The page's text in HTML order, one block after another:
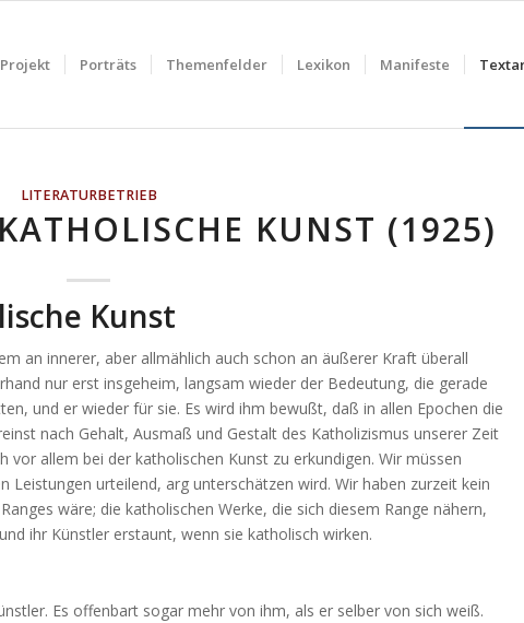
Porträts Themenfelder Lexikon Manifeste
LITERATURBETRIEB
KUNST (1925)
Kunst
an innerer, aber allmählich auch schon an äußerer Kraft überall
nur erst insgeheim, langsam wieder der Bedeutung, die gerade
und er wieder für sie. Es wird ihm bewußt, daß in allen Epochen die
nach Gehalt, Ausmaß und Gestalt des Katholizismus unserer Zeit
allem bei der katholischen Kunst zu erkundigen. Wir müssen
Leistungen urteilend, arg unterschätzen wird. Wir haben zurzeit kein
wäre; die katholischen Werke, die sich diesem Range nähern,
ihr Künstler erstaunt, wenn sie katholisch wirken.
Es offenbart sogar mehr von ihm, als er selber von sich weiß.